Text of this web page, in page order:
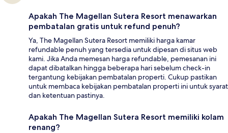
Apakah The Magellan Sutera Resort menawarkan
pembatalan gratis untuk refund penuh?
Ya, The Magellan Sutera Resort memiliki harga kamar
refundable penuh yang tersedia untuk dipesan di situs web
kami. Jika Anda memesan harga refundable, pemesanan ini
dapat dibatalkan hingga beberapa hari sebelum check-in
tergantung kebijakan pembatalan properti. Cukup pastikan
untuk membaca kebijakan pembatalan properti ini untuk syarat
dan ketentuan pastinya.
Apakah The Magellan Sutera Resort memiliki kolam
renang?